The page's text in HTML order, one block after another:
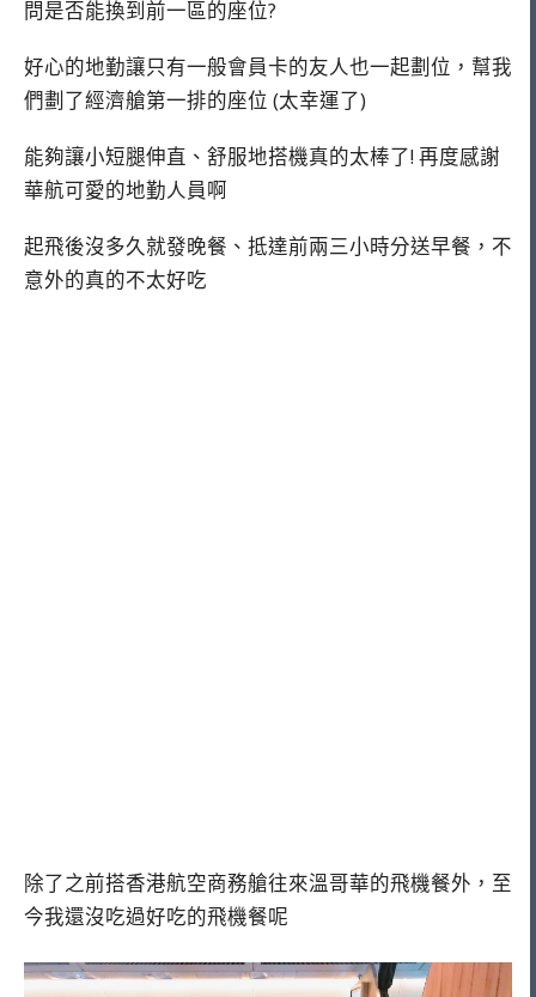
問是否能換到前一區的座位?
好心的地勤讓只有一般會員卡的友人也一起劃位，幫我
們劃了經濟艙第一排的座位 (太幸運了)
能夠讓小短腿伸直、舒服地搭機真的太棒了! 再度感謝
華航可愛的地勤人員啊
起飛後沒多久就發晚餐、抵達前兩三小時分送早餐，不
意外的真的不太好吃
除了之前搭香港航空商務艙往來溫哥華的飛機餐外，至
今我還沒吃過好吃的飛機餐呢